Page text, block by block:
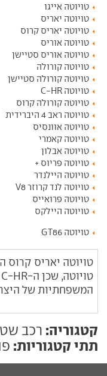
טויוטה אייגו
טויוטה יאריס
טויוטה יאריס קרוס
טויוטה אוריס
טויוטה אוריס סטיישן
טויוטה קורולה
טויוטה קורולה סטיישן
טויוטה C-HR
טויוטה קורולה קרוס
טויוטה ראב 4 היברידית
טויוטה אוונסיס
טויוטה קאמרי
טויוטה אבלון
טויוטה פריוס +
טויוטה היילנדר
טויוטה לנד קרוזר V8
טויוטה פרואייס
טויוטה היילקס
טויוטה GT86
טויוטה יאריס קרוס
המשפחתיות של
קטגוריה: רכב
תתי קטגוריות: